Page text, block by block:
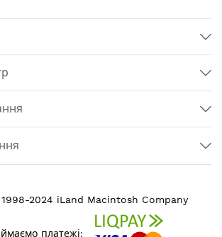
2024 iLand Macintosh Company
платежі: